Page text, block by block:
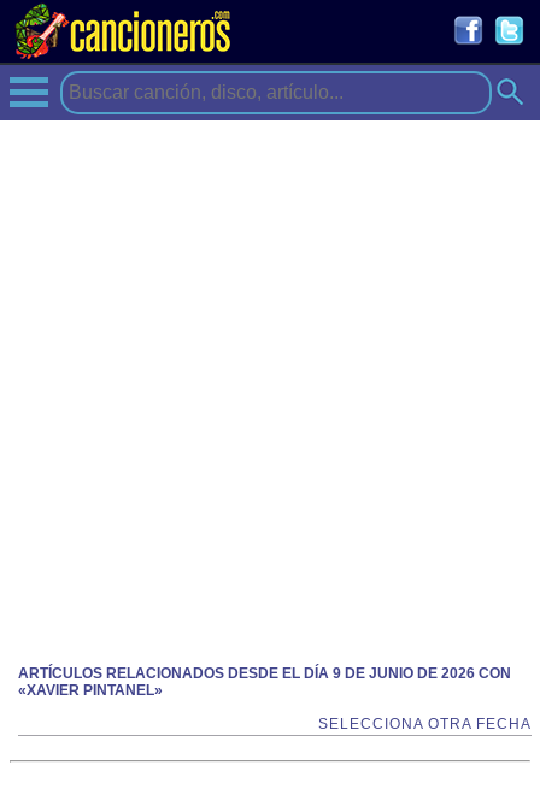
ARTÍCULOS RELACIONADOS DESDE EL DÍA 9 DE JUNIO DE 2026 CON
«XAVIER PINTANEL»
SELECCIONA OTRA FECHA